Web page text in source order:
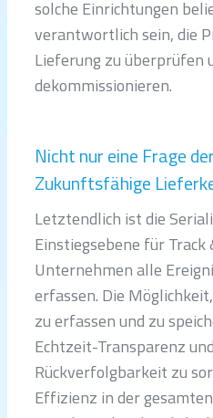
solche Einrichtungen
verantwortlich sein, die
Lieferung zu überprüfen
dekommissionieren.
Nicht nur eine Frage
Zukunftsfähige
Letztendlich ist die
Einstiegsebene für Track
Unternehmen alle
erfassen. Die
zu erfassen und zu
Echtzeit-Transparenz
Rückverfolgbarkeit zu
Effizienz in der